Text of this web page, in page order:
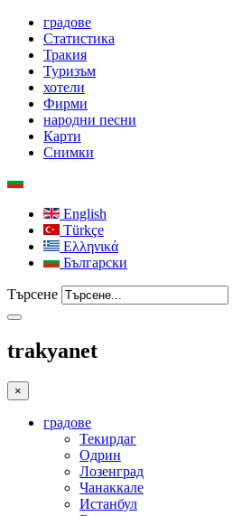
градове
Статистика
Тракия
Туризъм
хотели
Фирми
народни песни
Карти
Снимки
English
Türkçe
Ελληνικά
Български
Търсене
trakyanet
×
градове
Текирдаг
Одрин
Лозенград
Чанаккале
Истанбул